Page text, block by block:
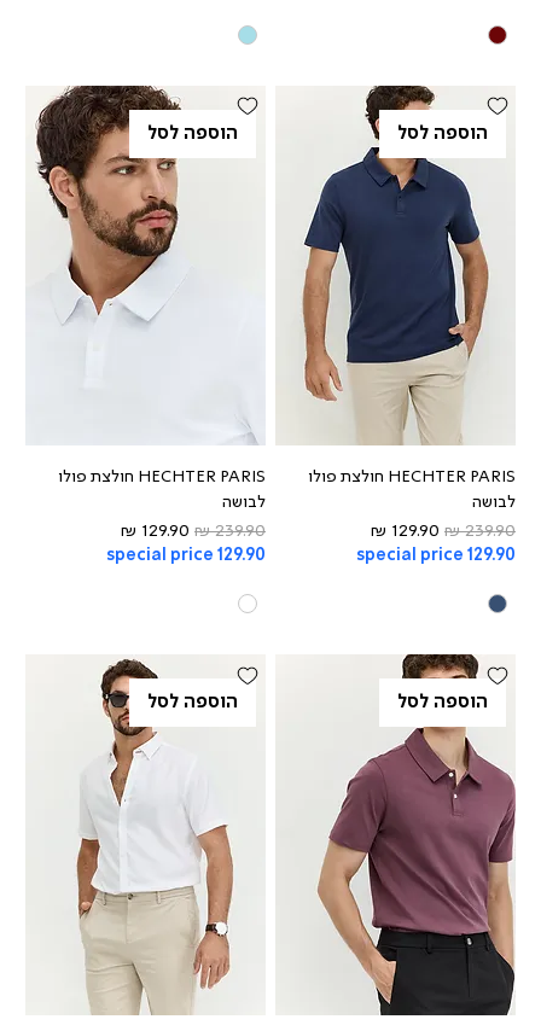
הוספה לסל
HECHTER PARIS חולצת פולו
לבושה
מחיר רגיל
מחיר מבצע
special price 129.90
הוספה לסל
HECHTER PARIS חולצת פולו
לבושה
מחיר רגיל
מחיר מבצע
special price 129.90
הוספה לסל הוספה לסל